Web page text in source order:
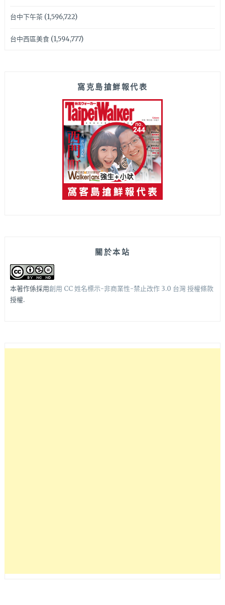
台中下午茶(1,596,722)
台中西區美食(1,594,777)
窩克島搶鮮報代表
關於本站
本著作係採用創用 CC 姓名標示-非商業性-禁止改作 3.0 台灣 授權條款
授權.